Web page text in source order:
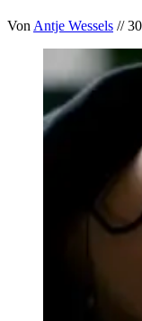
Von Antje Wessels //